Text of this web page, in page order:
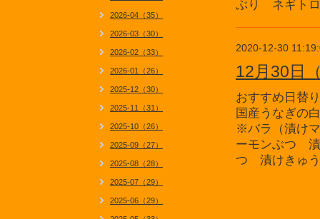
ぶり ネギトロ
2020-12-30
12月30日
おすすめ日替
国産うなぎの
※バラ（漬け
ーモンぶつ
つ 漬けきゅ
2026-04（35）
2026-03（30）
2026-02（33）
2026-01（26）
2025-12（30）
2025-11（31）
2025-10（26）
2025-09（27）
2025-08（28）
2025-07（29）
2025-06（29）